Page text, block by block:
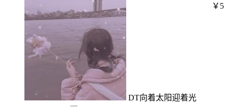
DT向着太阳迎着光
￥5